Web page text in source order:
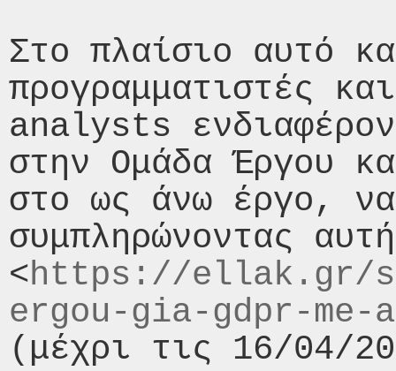
Στο πλαίσιο αυτό
προγραμματιστές
analysts
στην Ομάδα Έργου
στο ως άνω έργο, να
συμπληρώνοντας
<https://ellak.gr/
ergou-gia-gdpr-
(μέχρι τις 16/04/